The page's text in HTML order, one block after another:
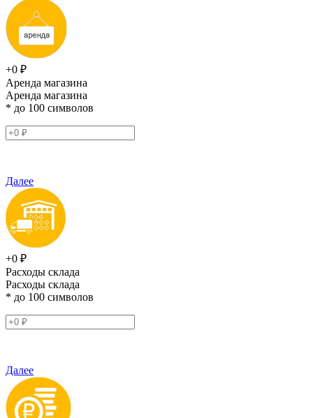
+0 ₽
Аренда магазина
Аренда магазина
* до 100 символов
Далее
+0 ₽
Расходы склада
Расходы склада
* до 100 символов
Далее